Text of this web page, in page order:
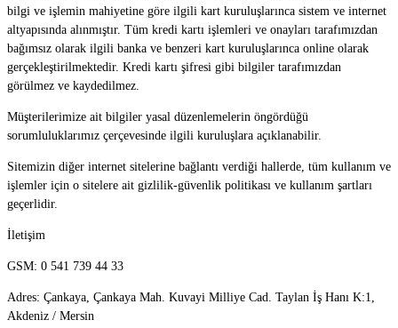
bilgi ve işlemin mahiyetine göre ilgili kart kuruluşlarınca sistem ve internet
altyapısında alınmıştır. Tüm kredi kartı işlemleri ve onayları tarafımızdan
bağımsız olarak ilgili banka ve benzeri kart kuruluşlarınca online olarak
gerçekleştirilmektedir. Kredi kartı şifresi gibi bilgiler tarafımızdan
görülmez ve kaydedilmez.
Müşterilerimize ait bilgiler yasal düzenlemelerin öngördüğü
sorumluluklarımız çerçevesinde ilgili kuruluşlara açıklanabilir.
Sitemizin diğer internet sitelerine bağlantı verdiği hallerde, tüm kullanım ve
işlemler için o sitelere ait gizlilik-güvenlik politikası ve kullanım şartları
geçerlidir.
İletişim
GSM: 0 541 739 44 33
Adres: Çankaya, Çankaya Mah. Kuvayi Milliye Cad. Taylan İş Hanı K:1,
Akdeniz / Mersin